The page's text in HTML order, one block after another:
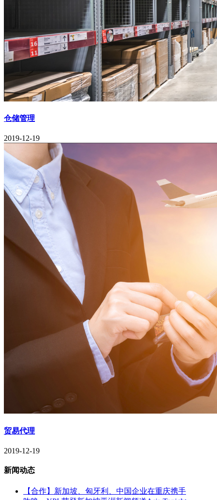
仓储管理
2019-12-19
贸易代理
2019-12-19
新闻动态
【合作】新加坡、匈牙利、中国企业在重庆携手